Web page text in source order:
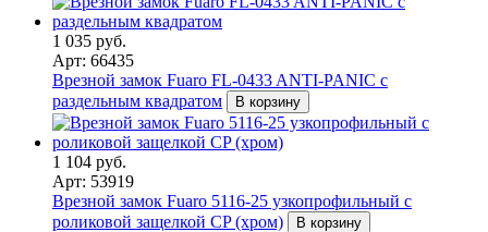
1 035 руб.
Арт: 66435
Врезной замок Fuaro FL-0433 ANTI-PANIC с
раздельным квадратом
В корзину
1 104 руб.
Арт: 53919
Врезной замок Fuaro 5116-25 узкопрофильный с
роликовой защелкой CP (хром)
В корзину